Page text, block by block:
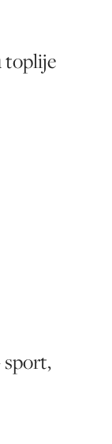
toplije